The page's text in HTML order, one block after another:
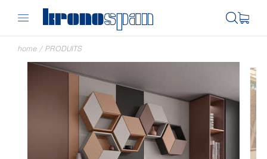
home / PRODUITS